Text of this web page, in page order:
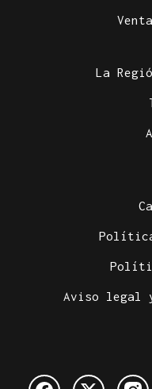
La
Aviso legal